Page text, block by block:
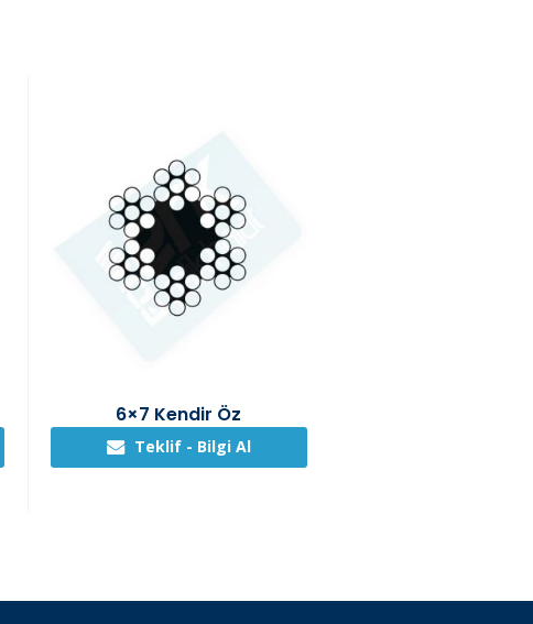
6×7 Kendir Öz
Teklif - Bilgi Al